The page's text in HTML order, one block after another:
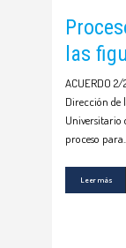
las
ACUERDO 2/
Dirección de
Universitario
proceso para
Leer más